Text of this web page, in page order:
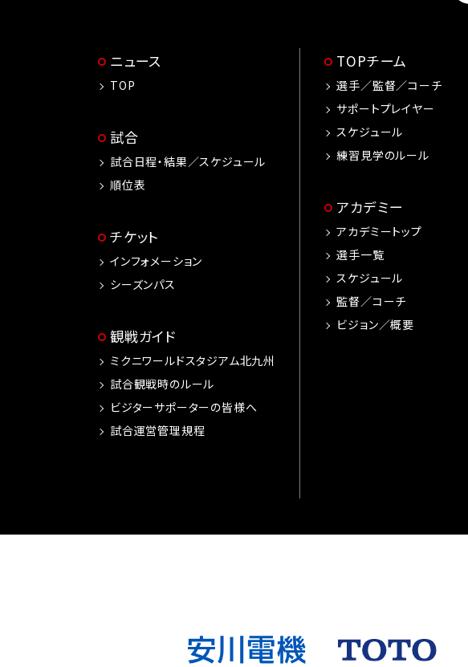
ニュース
TOP
試合
試合日程・結果／スケジュール
順位表
チケット
インフォメーション
シーズンパス
観戦ガイド
ミクニワールドスタジアム北九州
試合観戦時のルール
ビジターサポーターの皆様へ
試合運営管理規程
TOPチーム
選手／監督／コーチ
サポートプレイヤー
スケジュール
練習見学のルール
アカデミー
アカデミートップ
選手一覧
スケジュール
監督／コーチ
ビジョン／概要